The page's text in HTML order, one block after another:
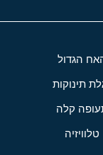
הגדול
תינוקות
קלה
טלוויזיה